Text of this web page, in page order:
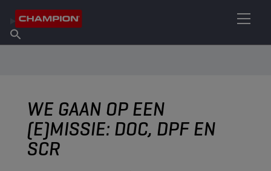
Over Champion
Vind een verkooppunt
WE GAAN OP EEN
(E)MISSIE: DOC, DPF EN
SCR